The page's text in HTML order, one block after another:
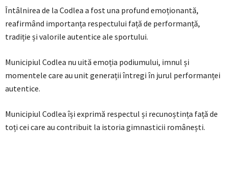
Întâlnirea de la Codlea a fost una profund emoționantă,
reafirmând importanța respectului față de performanță,
tradiție și valorile autentice ale sportului.
Municipiul Codlea nu uită emoția podiumului, imnul și
momentele care au unit generații întregi în jurul performanței
autentice.
Municipiul Codlea își exprimă respectul și recunoștința față de
toți cei care au contribuit la istoria gimnasticii românești.